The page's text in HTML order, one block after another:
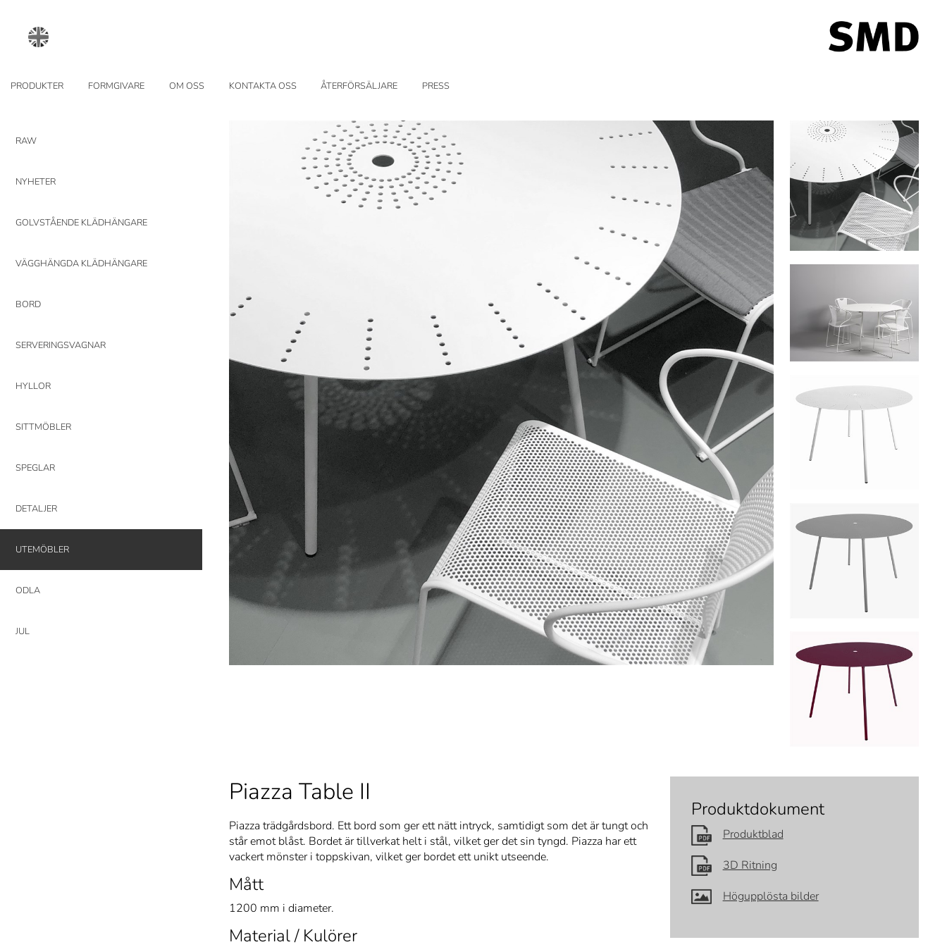
PRODUKTER FORMGIVARE OM OSS KONTAKTA OSS ÅTERFÖRSÄLJARE PRESS
Piazza Table II
Piazza trädgårdsbord. Ett bord som ger ett nätt intryck, samtidigt som det är tungt och
står emot blåst. Bordet är tillverkat helt i stål, vilket ger det sin tyngd. Piazza har ett
vackert mönster i toppskivan, vilket ger bordet ett unikt utseende.
Mått
1200 mm i diameter.
Material / Kulörer
Produktdokument
Produktblad
3D Ritning
Högupplösta bilder
RAW
NYHETER
GOLVSTÅENDE KLÄDHÄNGARE
VÄGGHÄNGDA KLÄDHÄNGARE
BORD
SERVERINGSVAGNAR
HYLLOR
SITTMÖBLER
SPEGLAR
DETALJER
UTEMÖBLER
ODLA
JUL